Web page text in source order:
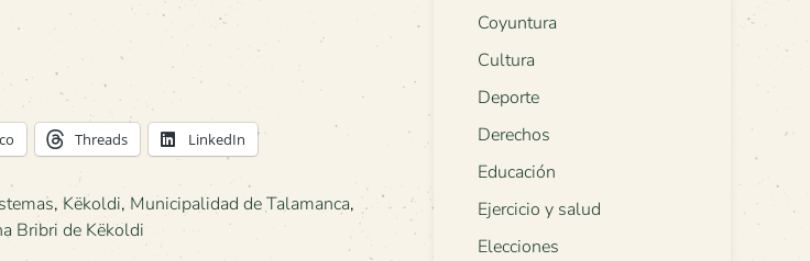
Threads LinkedIn
, Këkoldi, Municipalidad de Talamanca,
Bribri de Këkoldi
Coyuntura
Cultura
Deporte
Derechos
Educación
Ejercicio y salud
Elecciones